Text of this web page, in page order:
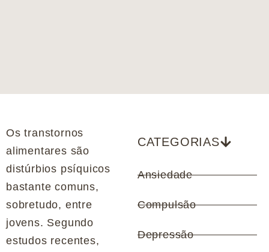
Os transtornos
alimentares são
distúrbios psíquicos
bastante comuns,
sobretudo, entre
jovens. Segundo
estudos recentes,
CATEGORIAS
Ansiedade
Compulsão
Depressão